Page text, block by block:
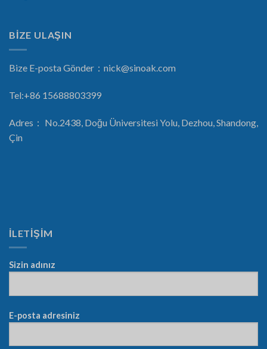
BİZE ULAŞIN
Bize E-posta Gönder： nick@sinoak.com
Tel:+86 15688803399
Adres： No.2438, Doğu Üniversitesi Yolu, Dezhou, Shandong,
Çin
İLETİŞİM
Sizin adınız
E-posta adresiniz